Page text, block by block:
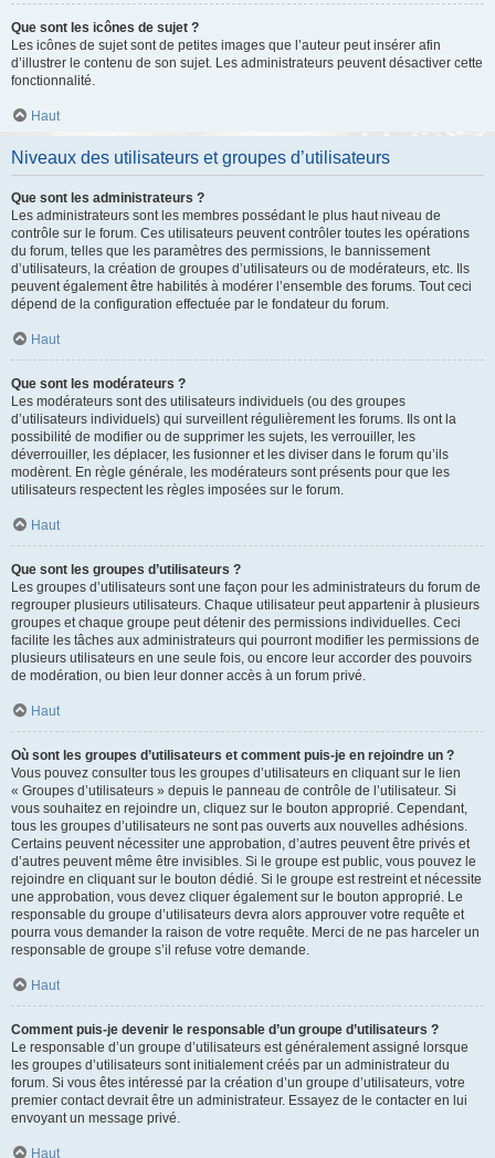
Que sont les icônes de sujet ?
Les icônes de sujet sont de petites images que l’auteur peut insérer afin
d’illustrer le contenu de son sujet. Les administrateurs peuvent désactiver cette
fonctionnalité.
Haut
Niveaux des utilisateurs et groupes d’utilisateurs
Que sont les administrateurs ?
Les administrateurs sont les membres possédant le plus haut niveau de
contrôle sur le forum. Ces utilisateurs peuvent contrôler toutes les opérations
du forum, telles que les paramètres des permissions, le bannissement
d’utilisateurs, la création de groupes d’utilisateurs ou de modérateurs, etc. Ils
peuvent également être habilités à modérer l’ensemble des forums. Tout ceci
dépend de la configuration effectuée par le fondateur du forum.
Haut
Que sont les modérateurs ?
Les modérateurs sont des utilisateurs individuels (ou des groupes
d’utilisateurs individuels) qui surveillent régulièrement les forums. Ils ont la
possibilité de modifier ou de supprimer les sujets, les verrouiller, les
déverrouiller, les déplacer, les fusionner et les diviser dans le forum qu’ils
modèrent. En règle générale, les modérateurs sont présents pour que les
utilisateurs respectent les règles imposées sur le forum.
Haut
Que sont les groupes d’utilisateurs ?
Les groupes d’utilisateurs sont une façon pour les administrateurs du forum de
regrouper plusieurs utilisateurs. Chaque utilisateur peut appartenir à plusieurs
groupes et chaque groupe peut détenir des permissions individuelles. Ceci
facilite les tâches aux administrateurs qui pourront modifier les permissions de
plusieurs utilisateurs en une seule fois, ou encore leur accorder des pouvoirs
de modération, ou bien leur donner accès à un forum privé.
Haut
Où sont les groupes d’utilisateurs et comment puis-je en rejoindre un ?
Vous pouvez consulter tous les groupes d’utilisateurs en cliquant sur le lien
« Groupes d’utilisateurs » depuis le panneau de contrôle de l’utilisateur. Si
vous souhaitez en rejoindre un, cliquez sur le bouton approprié. Cependant,
tous les groupes d’utilisateurs ne sont pas ouverts aux nouvelles adhésions.
Certains peuvent nécessiter une approbation, d’autres peuvent être privés et
d’autres peuvent même être invisibles. Si le groupe est public, vous pouvez le
rejoindre en cliquant sur le bouton dédié. Si le groupe est restreint et nécessite
une approbation, vous devez cliquer également sur le bouton approprié. Le
responsable du groupe d’utilisateurs devra alors approuver votre requête et
pourra vous demander la raison de votre requête. Merci de ne pas harceler un
responsable de groupe s’il refuse votre demande.
Haut
Comment puis-je devenir le responsable d’un groupe d’utilisateurs ?
Le responsable d’un groupe d’utilisateurs est généralement assigné lorsque
les groupes d’utilisateurs sont initialement créés par un administrateur du
forum. Si vous êtes intéressé par la création d’un groupe d’utilisateurs, votre
premier contact devrait être un administrateur. Essayez de le contacter en lui
envoyant un message privé.
Haut